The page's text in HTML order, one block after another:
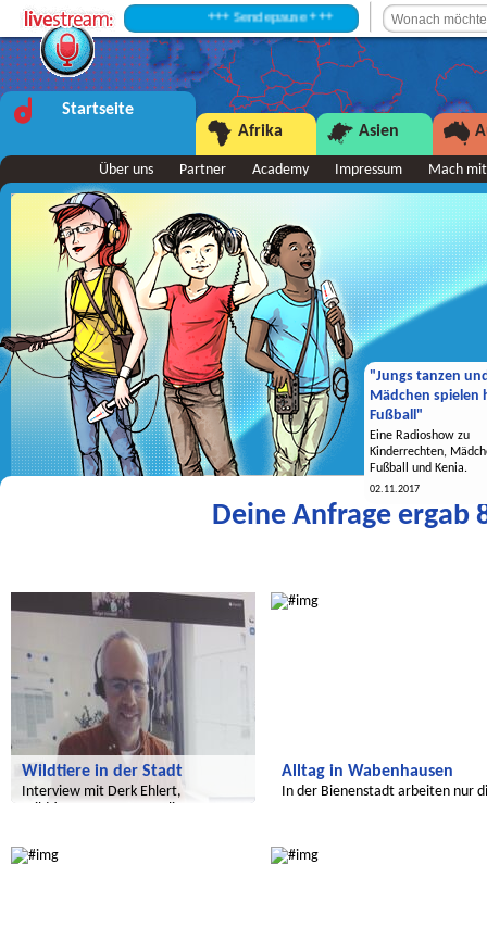
+++ Sendepause +++
Startseite
Afrika
Asien
Über uns Partner Academy Impressum Mach mit
"Jungs tanzen
Mädchen spielen
Fußball"
Eine Radioshow zu
Kinderrechten,
Fußball und Kenia.
02.11.2017
Deine Anfrage ergab
Wildtiere in der Stadt
Interview mit Derk Ehlert,
Alltag in Wabenhausen
In der Bienenstadt arbeiten nur